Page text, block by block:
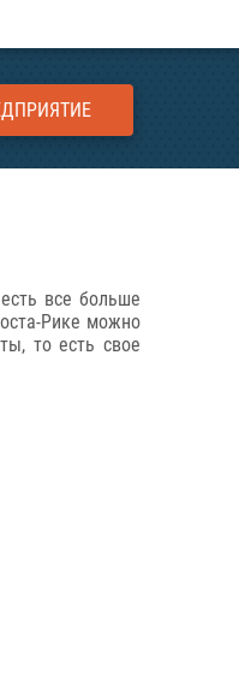
все больше
Рике можно
то есть свое